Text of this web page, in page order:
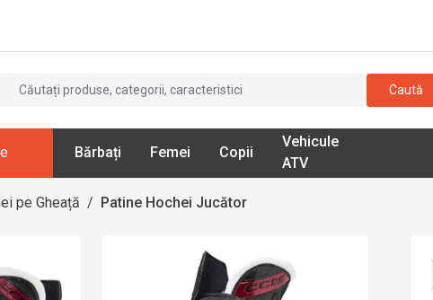
Caută
Bărbați Femei Copii
Vehicule
ATV
pe Gheață / Patine Hochei Jucător